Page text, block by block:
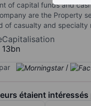
of capital funds and
are the Property
of casualty and
Capitalisation
13bn
/
étaient intéressés